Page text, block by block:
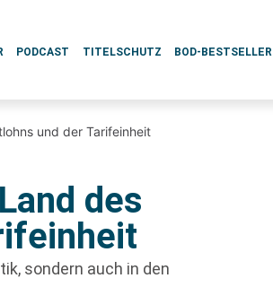
PODCAST TITELSCHUTZ BOD-BESTSELLER
und der Tarifeinheit
des
sondern auch in den